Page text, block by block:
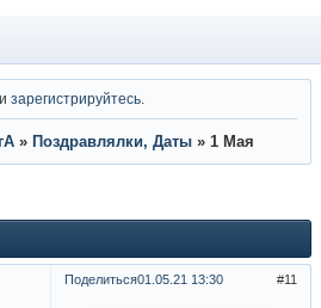
зарегистрируйтесь
» Поздравлялки, Даты » 1 Мая
Поделиться 11
01.05.21 13:30